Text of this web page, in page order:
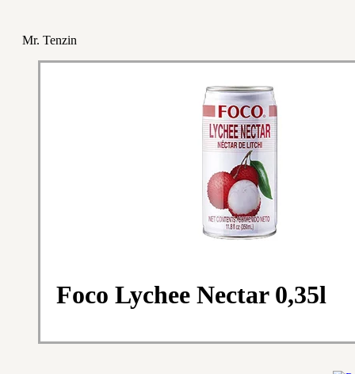
Mr. Tenzin
Foco Lychee Nectar 0,35l